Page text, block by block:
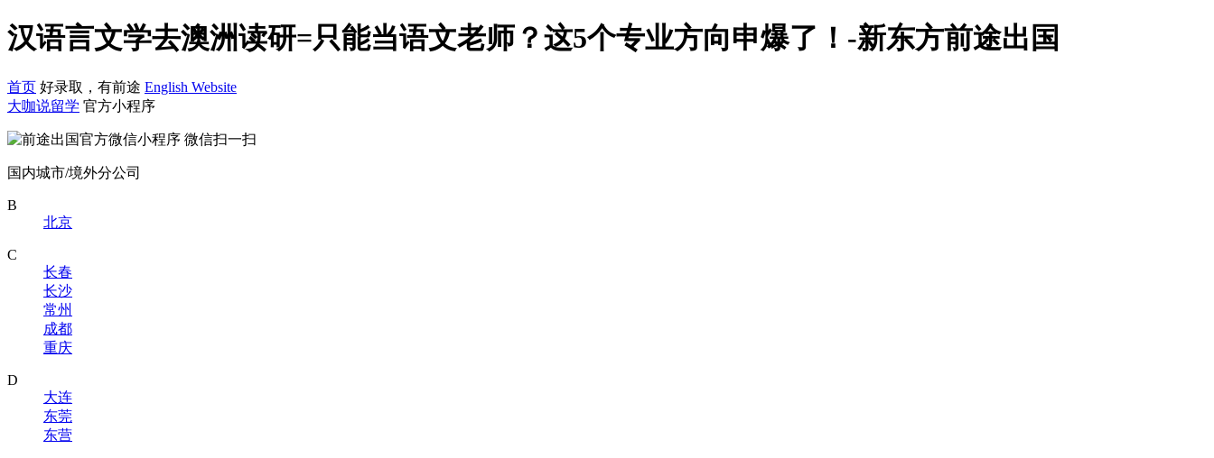
汉语言文学去澳洲读研=只能当语文老师？这5个专业方向申爆了！-新东方前途出国
首页 好录取，有前途 English Website
大咖说留学 官方小程序
微信扫一扫
国内城市/境外分公司
B
北京
C
长春
长沙
常州
成都
重庆
D
大连
东莞
东营